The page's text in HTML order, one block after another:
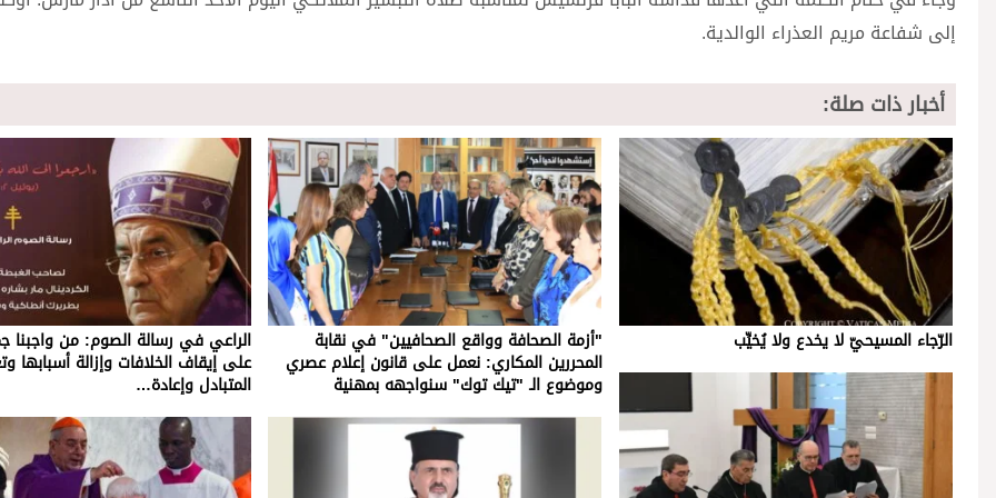
إلى شفاعة مريم العذراء الوالدية.
أخبار ذات صلة:
الرّجاء المسيحيّ لا يخدع ولا يُخيِّب "أزمة الصحافة وواقع الصحافيين" في نقابة
المحررين المكاري: نعمل على قانون إعلام عصري
وموضوع الـ "تيك توك" سنواجهه بمهنية
الراعي في رسالة الصوم: من واجبنا
على إيقاف الخلافات وإزالة أسبابها
المتبادل وإعادة…